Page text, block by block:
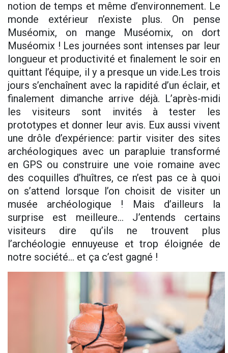
notion de temps et même d’environnement. Le
monde extérieur n’existe plus. On pense
Muséomix, on mange Muséomix, on dort
Muséomix ! Les journées sont intenses par leur
longueur et productivité et finalement le soir en
quittant l’équipe, il y a presque un vide.Les trois
jours s’enchaînent avec la rapidité d’un éclair, et
finalement dimanche arrive déjà. L’après-midi
les visiteurs sont invités à tester les
prototypes et donner leur avis. Eux aussi vivent
une drôle d’expérience: partir visiter des sites
archéologiques avec un parapluie transformé
en GPS ou construire une voie romaine avec
des coquilles d’huîtres, ce n’est pas ce à quoi
on s’attend lorsque l’on choisit de visiter un
musée archéologique ! Mais d’ailleurs la
surprise est meilleure... J’entends certains
visiteurs dire qu’ils ne trouvent plus
l’archéologie ennuyeuse et trop éloignée de
notre société… et ça c’est gagné !